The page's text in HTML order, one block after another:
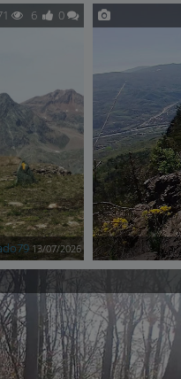
6 0
13/07/2026